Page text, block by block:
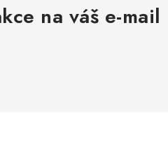
na váš e-mail